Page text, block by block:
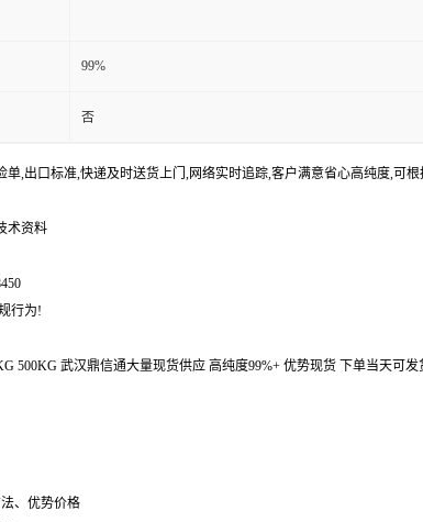
99%
否
,出口标准,快递及时送货上门,网络实时追踪,客户满意省心高纯度,可
术资料
行为!
500KG 武汉鼎信通大量现货供应 高纯度99%+ 优势现货 下单当天可
、优势价格